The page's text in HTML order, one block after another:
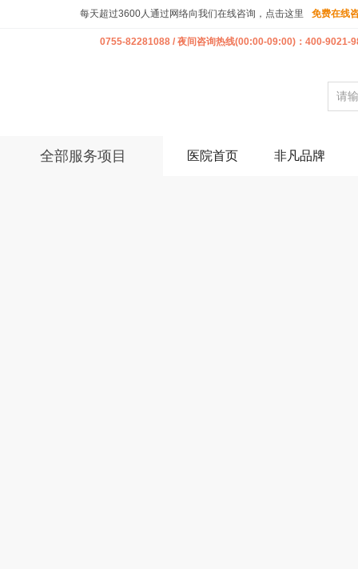
每天超过3600人通过网络向我们在线咨询，点击这里 免费在线
0755-82281088 / 夜间咨询热线(00:00-09:00)：400-9021-
全部服务项目 医院首页 非凡品牌